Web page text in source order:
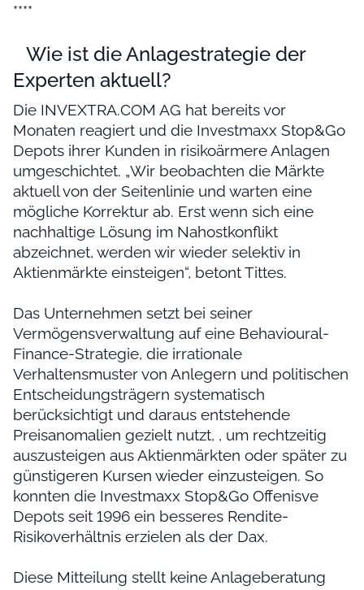
****
Wie ist die Anlagestrategie der
Experten aktuell?
Die INVEXTRA.COM AG hat bereits vor
Monaten reagiert und die Investmaxx Stop&Go
Depots ihrer Kunden in risikoärmere Anlagen
umgeschichtet. „Wir beobachten die Märkte
aktuell von der Seitenlinie und warten eine
mögliche Korrektur ab. Erst wenn sich eine
nachhaltige Lösung im Nahostkonflikt
abzeichnet, werden wir wieder selektiv in
Aktienmärkte einsteigen“, betont Tittes.
Das Unternehmen setzt bei seiner
Vermögensverwaltung auf eine Behavioural-
Finance-Strategie, die irrationale
Verhaltensmuster von Anlegern und politischen
Entscheidungsträgern systematisch
berücksichtigt und daraus entstehende
Preisanomalien gezielt nutzt, , um rechtzeitig
auszusteigen aus Aktienmärkten oder später zu
günstigeren Kursen wieder einzusteigen. So
konnten die Investmaxx Stop&Go Offenisve
Depots seit 1996 ein besseres Rendite-
Risikoverhältnis erzielen als der Dax.
Diese Mitteilung stellt keine Anlageberatung